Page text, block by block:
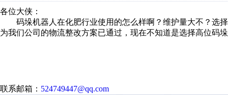
各位大侠：
码垛机器人在化肥行业使用的怎么样啊？维护量大不？选
为我们公司的物流整改方案已通过，现在不知道是选择高位码
联系邮箱： 524749447@qq.com